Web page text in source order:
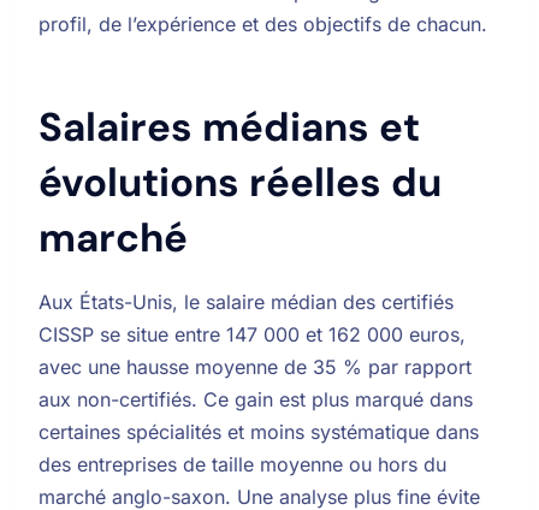
profil, de l’expérience et des objectifs de chacun.
Salaires médians et
évolutions réelles du
marché
Aux États-Unis, le salaire médian des certifiés
CISSP se situe entre 147 000 et 162 000 euros,
avec une hausse moyenne de 35 % par rapport
aux non-certifiés. Ce gain est plus marqué dans
certaines spécialités et moins systématique dans
des entreprises de taille moyenne ou hors du
marché anglo-saxon. Une analyse plus fine évite